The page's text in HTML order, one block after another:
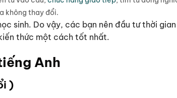
không thay đổi.
sinh. Do vậy, các bạn nên đầu tư thời
thức một cách tốt nhất.
Anh
)